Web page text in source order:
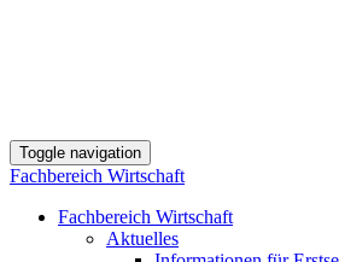
Toggle navigation
Fachbereich Wirtschaft
Fachbereich Wirtschaft
Aktuelles